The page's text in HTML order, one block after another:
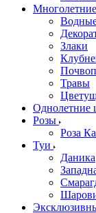
Злаки
Травы
Однолетние
Розы
Роза
Туи
Даника